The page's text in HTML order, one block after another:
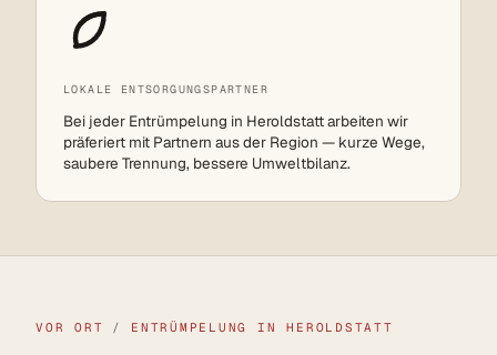
LOKALE ENTSORGUNGSPARTNER
Bei jeder Entrümpelung in Heroldstatt arbeiten wir
präferiert mit Partnern aus der Region — kurze Wege,
saubere Trennung, bessere Umweltbilanz.
VOR ORT / ENTRÜMPELUNG IN HEROLDSTATT